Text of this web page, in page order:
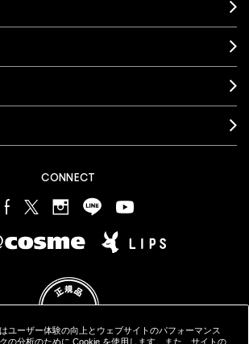
CONNECT
ユーザー体験の向上とウェブサイトのパフォーマンス
の分析のために Cookie を使用します。また、サイトの